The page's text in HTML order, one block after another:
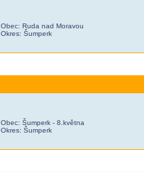
Obec: Ruda nad Moravou
Okres: Šumperk
Obec: Šumperk - 8.května
Okres: Šumperk